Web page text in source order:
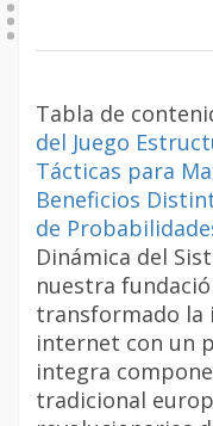
Tabla de
del Juego
Tácticas para
Beneficios
de
Dinámica del
nuestra
transformado la
internet con un
integra
tradicional